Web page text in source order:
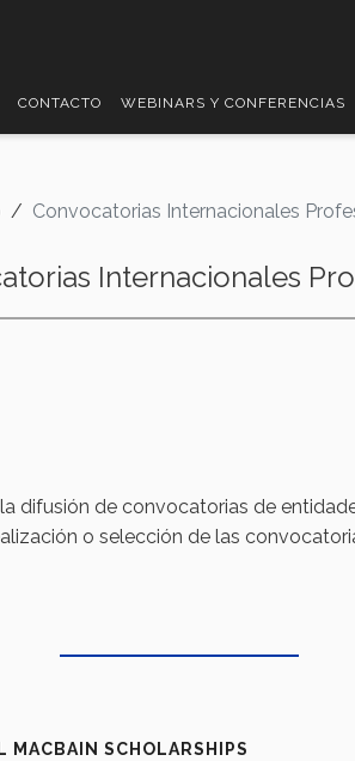
CONTACTO WEBINARS Y CONFERENCIAS
Convocatorias Internacionales
Internacionales
difusión de convocatorias de
o selección de las
MACBAIN SCHOLARSHIPS